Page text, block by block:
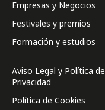
Empresas y Negocios
Festivales y premios
Formación y estudios
Aviso Legal y Política de
Privacidad
Política de Cookies